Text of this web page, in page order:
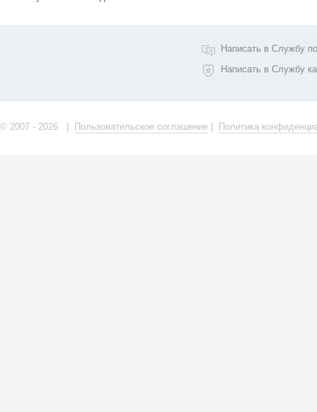
Написать в Службу
Написать в Службу
© 2007 - 2026 | Пользовательское соглашение Политика